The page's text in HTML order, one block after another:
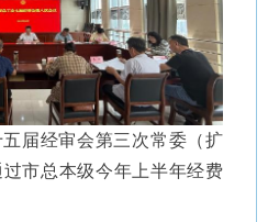
经审会第三次常委（扩
市总本级今年上半年经费